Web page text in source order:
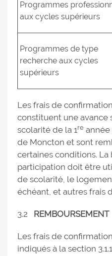
Programmes
aux cycles supérieurs
Programmes de type
recherche aux cycles
supérieurs
Les frais de
constituent une avance
scolarité de la 1re année
de Moncton et sont
certaines conditions.
participation doit être
de scolarité, le
échéant, et autres frais
3.2 REMBOURSEMENT
Les frais de
indiqués à la section